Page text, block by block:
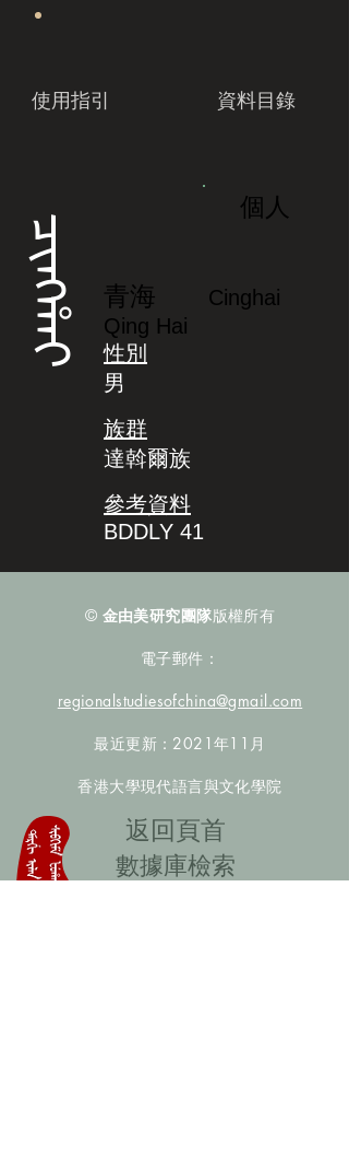
使用指引 資料目錄
ᠴᡳᠩᡥᠠᡳ
個人
青海
Cinghai
Qing Hai
性別
男
族群
達斡爾族
參考資料
BDDLY 41
© 金由美研究團隊版權所有
電子郵件：
regionalstudiesofchina@gmail.com
最近更新：2021年11月
香港大學現代語言與文化學院
​返回頁首
數據庫檢索